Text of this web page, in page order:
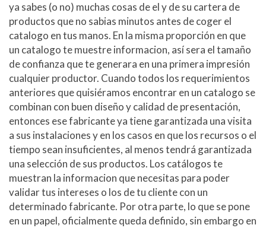
ya sabes (o no) muchas cosas de el y de su cartera de
productos que no sabias minutos antes de coger el
catalogo en tus manos. En la misma proporción en que
un catalogo te muestre informacion, así sera el tamaño
de confianza que te generara en una primera impresión
cualquier productor. Cuando todos los requerimientos
anteriores que quisiéramos encontrar en un catalogo se
combinan con buen diseño y calidad de presentación,
entonces ese fabricante ya tiene garantizada una visita
a sus instalaciones y en los casos en que los recursos o el
tiempo sean insuficientes, al menos tendrá garantizada
una selección de sus productos. Los catálogos te
muestran la informacion que necesitas para poder
validar tus intereses o los de tu cliente con un
determinado fabricante. Por otra parte, lo que se pone
en un papel, oficialmente queda definido, sin embargo en